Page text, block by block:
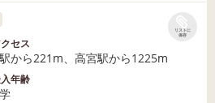
リストに
保存
セス
から221m、高宮駅から1225m
年齢